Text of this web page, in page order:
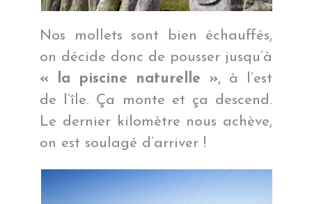
Nos mollets sont bien échauffés,
on décide donc de pousser jusqu’à
« la piscine naturelle », à l’est
de l’île. Ça monte et ça descend.
Le dernier kilomètre nous achève,
on est soulagé d’arriver !